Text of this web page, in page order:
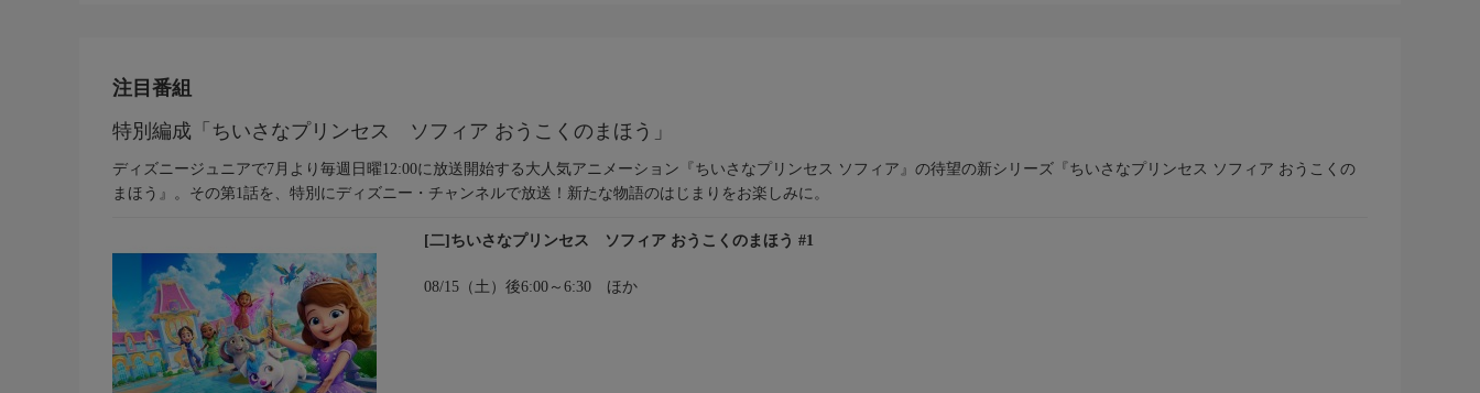
注目番組
特別編成「ちいさなプリンセス ソフィア おうこくのまほう」
ディズニージュニアで7月より毎週日曜12:00に放送開始する大人気アニメーション『ちいさなプリンセス ソフィア』の待望の新シリーズ『ちいさなプリンセス ソフィア おうこくの
まほう』。その第1話を、特別にディズニー・チャンネルで放送！新たな物語のはじまりをお楽しみに。
[二]ちいさなプリンセス ソフィア おうこくのまほう #1
08/15（土）後6:00～6:30 ほか